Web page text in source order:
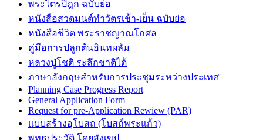
พระไตรปิฎก ฉบับย่อ
หนังสือสวดมนต์ทำวัตรเช้า-เย็น ฉบับย่อ
หนังสือชีวิต พระราชญาณโกศล
คู่มือการปลูกต้นอินทผลัม
หลวงปู่โชติ ระลึกชาติได้
ภาษาอังกฤษสำหรับการประชุมระหว่างประเทศ
Planning Case Progress Report
General Application Form
Request for pre-Application Rewiew (PAR)
แบบสร้างอุโบสถ (โบสถ์พระแก้ว)
พุทธประวัติ โดยสังเขป